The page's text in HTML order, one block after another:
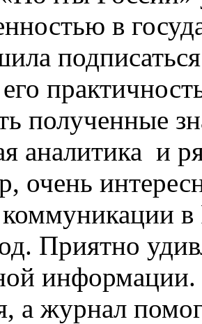
в
полученные
аналитика и
очень
Приятно
а журнал